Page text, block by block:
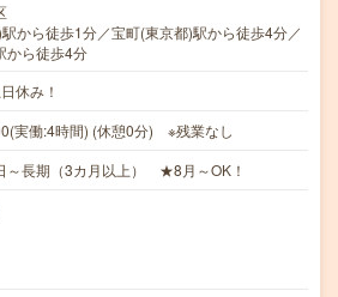
から徒歩1分／宝町(東京都)駅から徒歩4分／
から徒歩4分
休み！
実働:4時間) (休憩0分) ※残業なし
～長期（3カ月以上） ★8月～OK！